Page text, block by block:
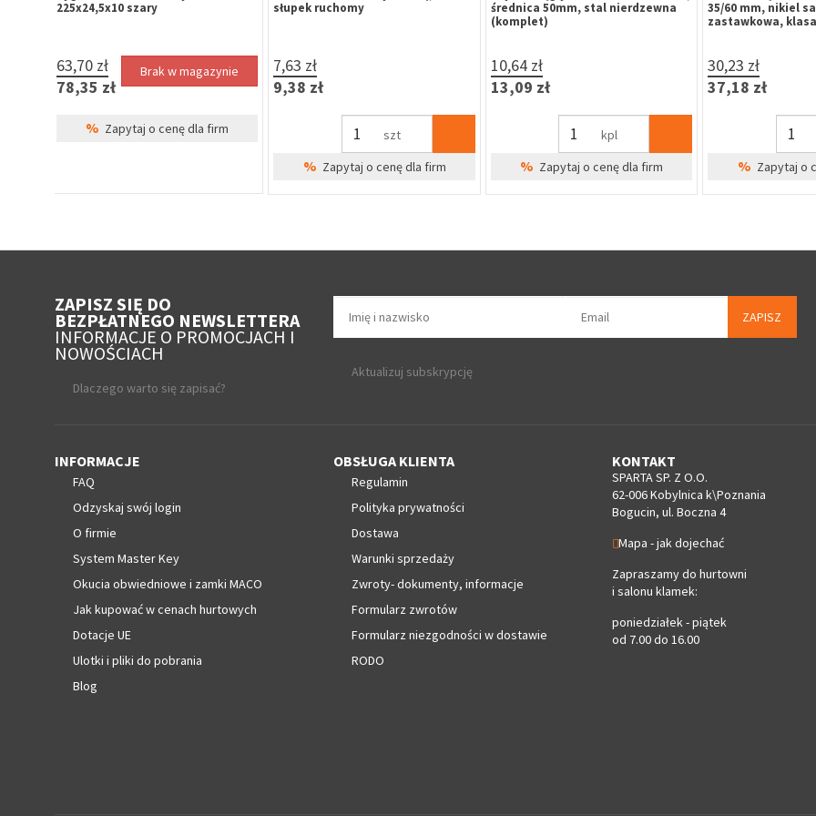
30/30 mm, mosiądz, 6-zastawkowa,
21,72 zł
26,72 zł
szt
26/26 mm, mosiądz, 5-zastawkowa,
20,71 zł
25,47 zł
szt
% Zapytaj o cenę dla firm
30/35 mm, mosiądz, 6-zastawkowa,
klasa 6.0, 3 klucze
22,50 zł
27,68 zł
szt
% Zapytaj o cenę dla firm
wkładką,
224,56 zł
276,21 zł
Cena
ZAPISZ SIĘ DO
BEZPŁATNEGO NEWSLETTERA
INFORMACJE O PROMOCJACH I
NOWOŚCIACH
Dlaczego warto się zapisać?
ZAPISZ
Aktualizuj subskrypcję
INFORMACJE
FAQ
Odzyskaj swój login
O firmie
System Master Key
Okucia obwiedniowe i zamki MACO
Jak kupować w cenach hurtowych
Dotacje UE
Ulotki i pliki do pobrania
Blog
OBSŁUGA KLIENTA
Regulamin
Polityka prywatności
Dostawa
Warunki sprzedaży
Zwroty- dokumenty, informacje
Formularz zwrotów
Formularz niezgodności w dostawie
RODO
KONTAKT
SPARTA SP. Z O.O.
62-006 Kobylnica k\Poznania
Bogucin, ul. Boczna 4
Mapa - jak dojechać
Zapraszamy do hurtowni
i salonu klamek:
poniedziałek - piątek
od 7.00 do 16.00